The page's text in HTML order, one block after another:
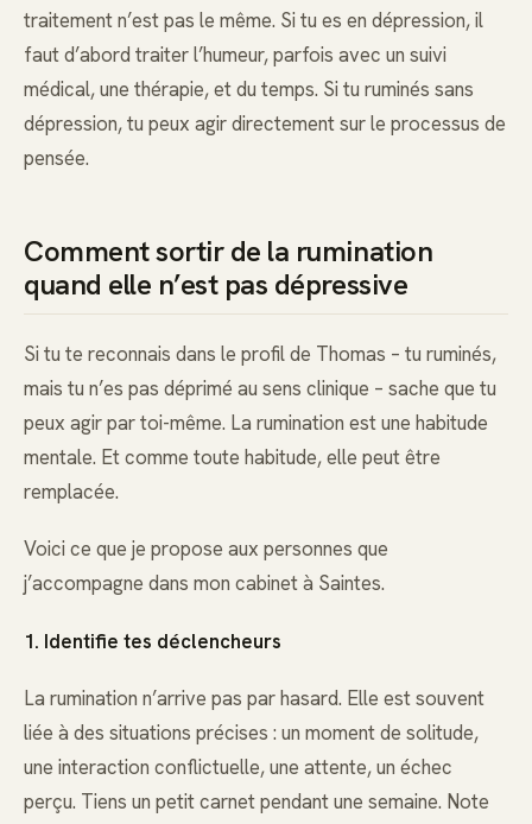
traitement n’est pas le même. Si tu es en dépression, il
faut d’abord traiter l’humeur, parfois avec un suivi
médical, une thérapie, et du temps. Si tu ruminés sans
dépression, tu peux agir directement sur le processus de
pensée.
Comment sortir de la rumination
quand elle n’est pas dépressive
Si tu te reconnais dans le profil de Thomas – tu ruminés,
mais tu n’es pas déprimé au sens clinique – sache que tu
peux agir par toi-même. La rumination est une habitude
mentale. Et comme toute habitude, elle peut être
remplacée.
Voici ce que je propose aux personnes que
j’accompagne dans mon cabinet à Saintes.
1. Identifie tes déclencheurs
La rumination n’arrive pas par hasard. Elle est souvent
liée à des situations précises : un moment de solitude,
une interaction conflictuelle, une attente, un échec
perçu. Tiens un petit carnet pendant une semaine. Note